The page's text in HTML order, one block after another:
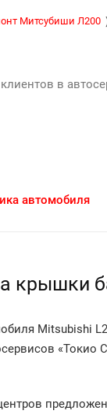
Митсубиши Л200
в
автомобиля
крышки
Mitsubishi